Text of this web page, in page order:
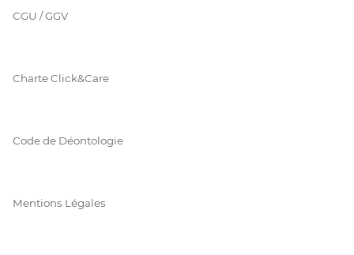
CGU / GGV
Charte Click&Care
Code de Déontologie
Mentions Légales